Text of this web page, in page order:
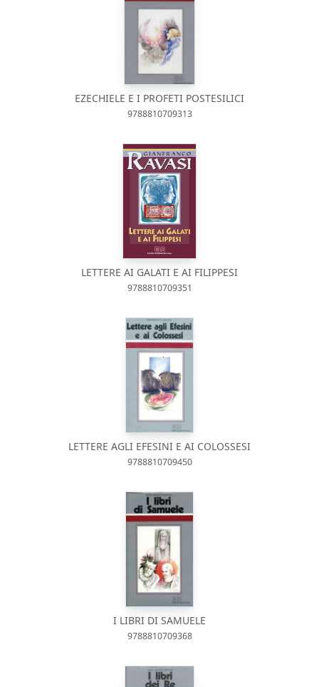
EZECHIELE E I PROFETI POSTESILICI
9788810709313
LETTERE AI GALATI E AI FILIPPESI
9788810709351
LETTERE AGLI EFESINI E AI COLOSSESI
9788810709450
I LIBRI DI SAMUELE
9788810709368